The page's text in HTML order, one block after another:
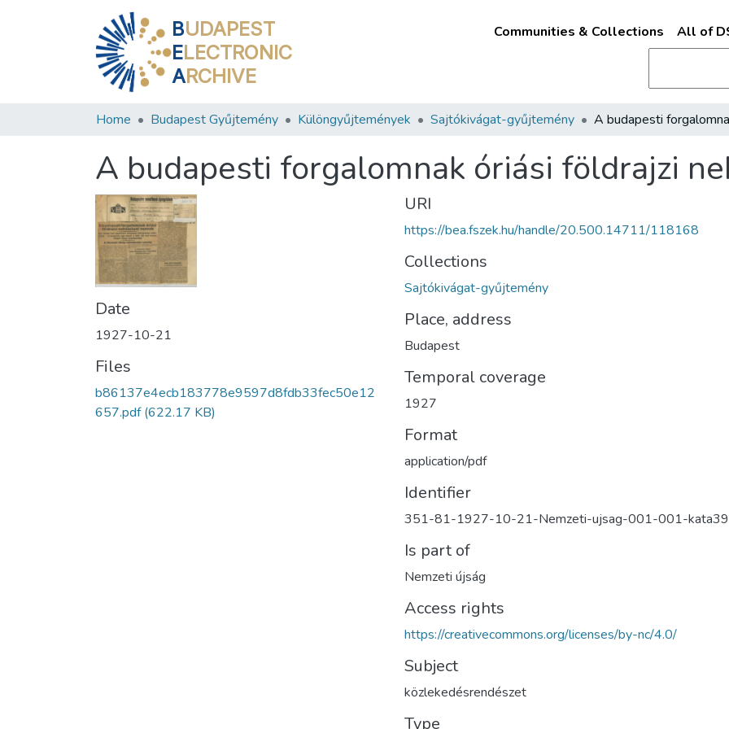
BUDAPEST
ELECTRONIC
ARCHIVE
Communities & Collections All of
Home Budapest Gyűjtemény Különgyűjtemények Sajtókivágat-gyűjtemény
A budapesti forgalomnak óriási földrajzi
Date
1927-10-21
Files
b86137e4ecb183778e9597d8fdb33fec50e12
657.pdf(622.17 KB)
URI
https://bea.fszek.hu/handle/20.500.14711/118168
Collections
Sajtókivágat-gyűjtemény
Place, address
Budapest
Temporal coverage
1927
Format
application/pdf
Identifier
351-81-1927-10-21-Nemzeti-ujsag-001-001-
Is part of
Nemzeti újság
Access rights
https://creativecommons.org/licenses/by-nc/4.0/
Subject
közlekedésrendészet
Type